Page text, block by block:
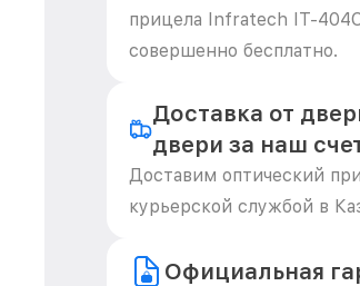
прицела Infratech IT-
совершенно бесплатно.
Доставка от
двери за наш
Доставим оптический
курьерской службой в
Официальная